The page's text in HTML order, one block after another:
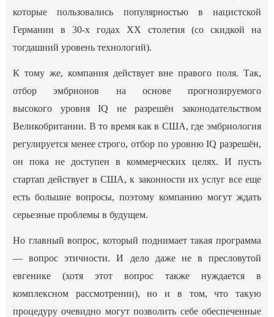
которые пользовались популярностью в нацистской
Германии в 30-х годах XX столетия (со скидкой на
тогдашний уровень технологий).
К тому же, компания действует вне правого поля. Так,
отбор эмбрионов на основе прогнозируемого
высокого уровня IQ не разрешён законодательством
Великобритании. В то время как в США, где эмбриология
регулируется менее строго, отбор по уровню IQ разрешён,
он пока не доступен в коммерческих целях. И пусть
стартап действует в США, к законности их услуг все еще
есть большие вопросы, поэтому компанию могут ждать
серьезные проблемы в будущем.
Но главный вопрос, который поднимает такая программа
— вопрос этичности. И дело даже не в пресловутой
евгенике (хотя этот вопрос также нуждается в
комплексном рассмотрении), но и в том, что такую
процедуру очевидно могут позволить себе обеспеченные